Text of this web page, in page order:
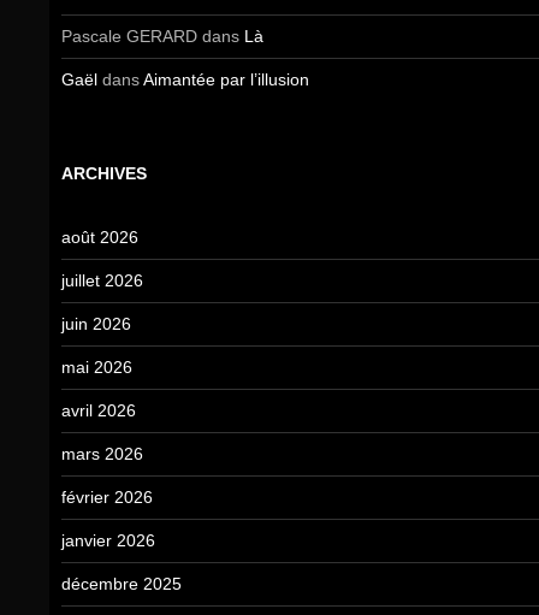
Pascale GERARD dans Là
Gaël dansAimantée par l’illusion
ARCHIVES
août 2026
juillet 2026
juin 2026
mai 2026
avril 2026
mars 2026
février 2026
janvier 2026
décembre 2025